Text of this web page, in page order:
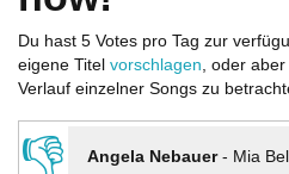
Du hast 5 Votes pro Tag zur
eigene Titel vorschlagen, oder aber
Verlauf einzelner Songs zu
👎 Angela Nebauer- Mia